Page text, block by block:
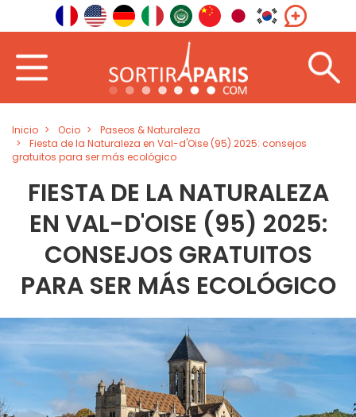
Inicio Ocio
Paseos & Naturaleza
Fiesta de la Naturaleza en Val-d'Oise (95) 2025: consejos
gratuitos para ser más ecológico
FIESTA DE LA NATURALEZA
EN VAL-D'OISE (95) 2025:
CONSEJOS GRATUITOS
PARA SER MÁS ECOLÓGICO